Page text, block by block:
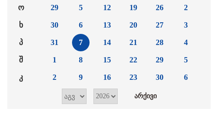
ო
ხ
პ
შ
კ
29
30
31
1
2
5
6
7
8
9
12
13
14
15
16
19
20
21
22
23
26
27
28
29
30
2
3
4
5
6